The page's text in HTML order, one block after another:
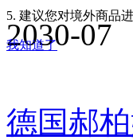
5. 建议您对境外商品
我知道了
2030-07
德国郝